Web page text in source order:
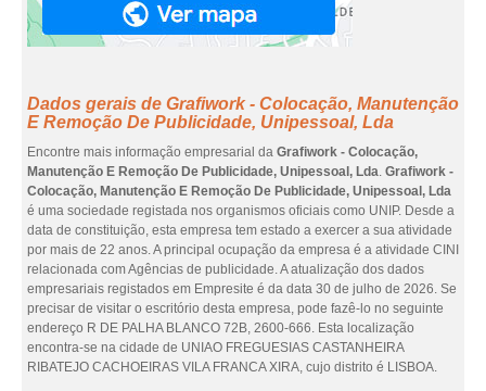
Dados gerais de Grafiwork - Colocação, Manutenção
E Remoção De Publicidade, Unipessoal, Lda
Encontre mais informação empresarial da Grafiwork - Colocação,
Manutenção E Remoção De Publicidade, Unipessoal, Lda. Grafiwork -
Colocação, Manutenção E Remoção De Publicidade, Unipessoal, Lda
é uma sociedade registada nos organismos oficiais como UNIP. Desde a
data de constituição, esta empresa tem estado a exercer a sua atividade
por mais de 22 anos. A principal ocupação da empresa é a atividade CINI
relacionada com Agências de publicidade. A atualização dos dados
empresariais registados em Empresite é da data 30 de julho de 2026. Se
precisar de visitar o escritório desta empresa, pode fazê-lo no seguinte
endereço R DE PALHA BLANCO 72B, 2600-666. Esta localização
encontra-se na cidade de UNIAO FREGUESIAS CASTANHEIRA
RIBATEJO CACHOEIRAS VILA FRANCA XIRA, cujo distrito é LISBOA.